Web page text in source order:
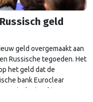
geld
geld overgemaakt aan
Russische tegoeden. Het
het geld dat de
bank Euroclear
inval in